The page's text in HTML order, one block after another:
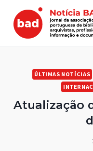
content
ÚLTIMAS NOTÍCIAS
Atualização